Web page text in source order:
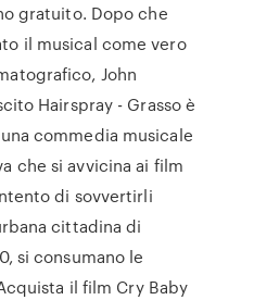
gratuito. Dopo che
il musical come vero
John
Hairspray - Grasso è
commedia musicale
che si avvicina ai film
di sovvertirli
cittadina di
si consumano le
il film Cry Baby